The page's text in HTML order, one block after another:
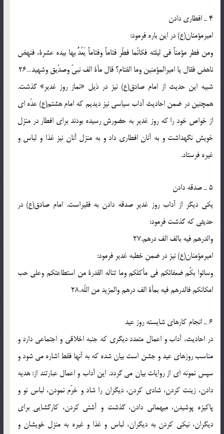
4 ـ افطاری دادن
امیرمؤمنان(ع) در این باره فرمود:
ومن فطر مؤمناً فی لیلته فکانّما فطّر فئاماً وفئاماً یَعُدُّ بها بیده عشرة، فنهض
ناهض فقال یا امیرالمؤمنین وما الفئام؟ قال مأة الف نبیّ وصدّیق وشهید…26
شبیه این حدیث از امام صادق(ع) نیز در ذیل «نماز روز غدیر» گذشت.
همچنین در ضمن احادیث آداب سیاسی نیز دیدیم که امام هشتم(ع) عدّه ای
از خواص خود را که روز غدیر به حضورش رسیده بودند برای افطار در منزل
خویش نگهداشت و به آنان افطاری داد و به منزل آنان نیز غذا و لباس و
غیره فرستاد.
5 ـ صدقه دادن
یکی دیگر از آداب روز غدیر صدقه دادن به فقیراست. امام صادق(ع) در
حدیثی که گذشت فرمود:
والدرهم فیه بالف الف درهم.27
امیرمؤمنان(ع) نیز در ضمن خطبه غدیر فرمود:
وسائوا بکُم ضعفائکم فی مأکلکم وما تناله القدرة من استطاعتکم وعلی حب
امکانکم فالدرهم فیه بمأة الف درهم والمزید من اللّه.28
6 ـ انجام کارهای شایسته روز عید
در احادیث، آداب و اعمال متعدد دیگری که جنبه اخلاقی و اجتماعی دارد و
مناسب روزهای عید و جشن است بیان شده که به آنها فقط اشاره می شود و
سپس نمونه ای از روایات بیان می گردد. این آداب و اعمال عبارتند از: هدیه
دادن، زینت کردن، شادی کردن، دیگران را شاد و خرّم نمودن، لباس نو و
پاکیزه پوشیدن، میهمانی دادن، گذشت و آشتی کردن، کارگشایی برای
دیگران، نیکی کردن به دیگران، لباس و غذا و غیره به منزل خویشان و